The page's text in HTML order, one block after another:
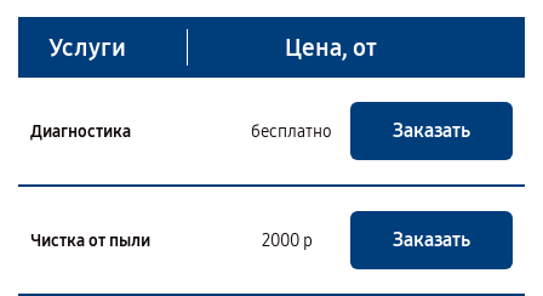
Услуги Цена, от
Диагностика бесплатно Заказать
Чистка от пыли 2000 р Заказать